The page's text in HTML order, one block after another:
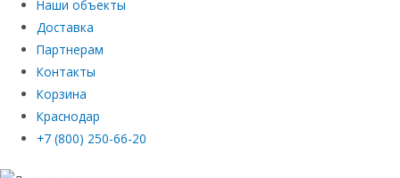
Наши объекты
Доставка
Партнерам
Контакты
Корзина
Краснодар
+7 (800) 250-66-20